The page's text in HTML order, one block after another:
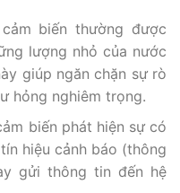
biến thường được
lượng nhỏ của nước
giúp ngăn chặn sự rò
hỏng nghiêm trọng.
biến phát hiện sự có
hiệu cảnh báo (thông
gửi thông tin đến hệ